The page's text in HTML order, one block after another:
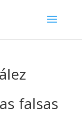
falsas